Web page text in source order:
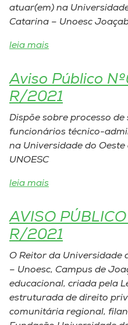
atuar(em) na
Catarina – Unoesc
leia mais
Aviso Público
R/2021
Dispõe sobre processo
funcionários técnico-
na Universidade do
UNOESC
leia mais
AVISO
R/2021
O Reitor da Universidade
– Unoesc, Campus de
educacional, criada pela
estruturada de direito
comunitária regional,